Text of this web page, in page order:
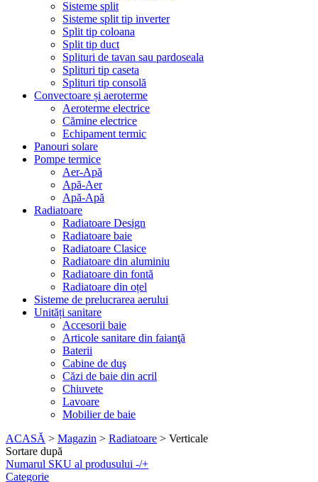
Sisteme split
Sisteme split tip inverter
Split tip coloana
Split tip duct
Splituri de tavan sau pardoseala
Splituri tip caseta
Splituri tip consolă
Convectoare și aeroterme
Aeroterme electrice
Cămine electrice
Echipament termic
Panouri solare
Pompe termice
Aer-Apă
Apă-Aer
Apă-Apă
Radiatoare
Radiatoare Design
Radiatoare baie
Radiatoare Clasice
Radiatoare din aluminiu
Radiatoare din fontă
Radiatoare din oțel
Sisteme de prelucrarea aerului
Unități sanitare
Accesorii baie
Articole sanitare din faianţă
Baterii
Cabine de duş
Căzi de baie din acril
Chiuvete
Lavoare
Mobilier de baie
ACASĂ > Magazin > Radiatoare > Verticale
Sortare după
Numarul SKU al produsului -/+
Categorie